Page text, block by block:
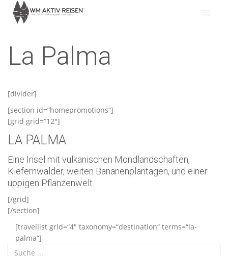
La Palma
[divider]
[section id=“homepromotions“]
[grid grid=“12″]
LA PALMA
Eine Insel mit vulkanischen Mondlandschaften,
Kiefernwälder, weiten Bananenplantagen, und einer
üppigen Pflanzenwelt.
[/grid]
[/section]
[travellist grid=“4″ taxonomy=“destination“ terms=“la-
palma“]